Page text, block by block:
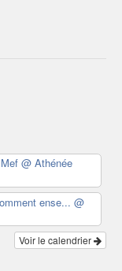
@ Athénée
ense... @
Voir le calendrier